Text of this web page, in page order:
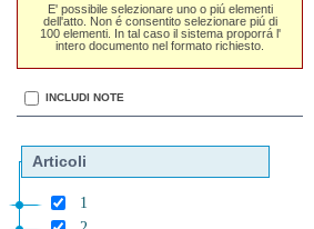
E' possibile selezionare uno o piú elementi
dell'atto. Non é consentito selezionare piú di
100 elementi. In tal caso il sistema proporrá l'
intero documento nel formato richiesto.
INCLUDI NOTE
Articoli
1